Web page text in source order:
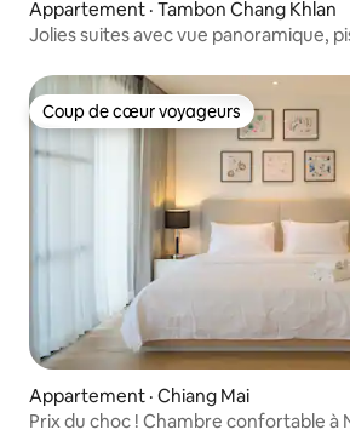
Appartement · Tambon Chang Khlan
Jolies suites avec vue panoramique,
Coup de cœur voyageurs
Coup de cœur voyageurs
Appartement · Chiang Mai
Prix du choc ! Chambre confortable à